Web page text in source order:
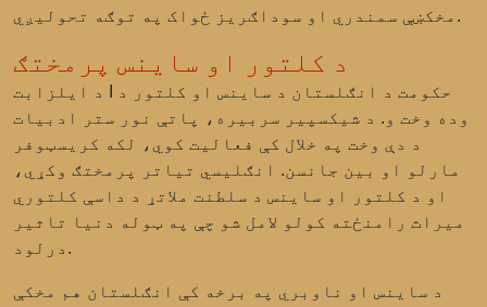
مخکښې سمندري او سوداګریز ځواک په توګه تحولیږي.
د کلتور او ساینس پرمختګ
د ایلزابت I حکومت د انګلستان د ساینس او کلتور د
وده وخت و. د شیکسپیر سربیره، پاتې نور ستر ادبیات
د دې وخت په خلال کې فعالیت کوي، لکه کریسټوفر
مارلو او بین جانسن. انګلیسي تیاتر پرمختګ وکړي،
او د کلتور او ساینس د سلطنت ملاتړ د داسې کلتوري
میراث رامنځته کولو لامل شو چې په ټوله دنیا تاثیر
درلود.
د ساینس او ناوبري په برخه کې انګلستان هم مخکې